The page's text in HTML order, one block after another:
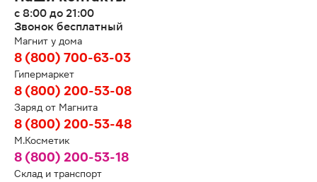
с 8:00 до 21:00
Звонок бесплатный
Магнит у дома
8 (800) 700-63-03
Гипермаркет
8 (800) 200-53-08
Заряд от Магнита
8 (800) 200-53-48
М.Косметик
8 (800) 200-53-18
Склад и транспорт